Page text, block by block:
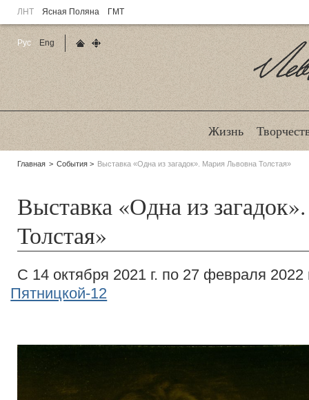
ЛНТ Ясная Поляна ГМТ
Жизнь
Родительские
Главная События Выставка «Одна из загадок». Мария Львовна Толстая»
Выставка «Одна из
Толстая»
С 14 октября 2021 г. по 27 февраля 2022
Пятницкой-12
Рус
Eng